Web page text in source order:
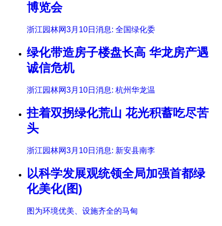
博览会
浙江园林网3月10日消息: 全国绿化委
绿化带造房子楼盘长高 华龙房产遇
诚信危机
浙江园林网3月10日消息: 杭州华龙温
拄着双拐绿化荒山 花光积蓄吃尽苦
头
浙江园林网3月10日消息: 新安县南李
以科学发展观统领全局加强首都绿
化美化(图)
图为环境优美、设施齐全的马甸